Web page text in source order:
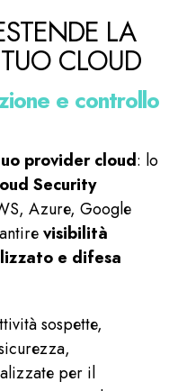
LA
CLOUD
e controllo
provider cloud: lo
Security
Azure, Google
visibilità
e difesa
sospette,
per il